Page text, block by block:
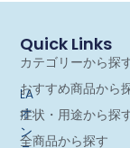
LA
オ
ン
Quick Links
カテゴリーから探
おすすめ商品から
症状・用途から探
全商品から探す